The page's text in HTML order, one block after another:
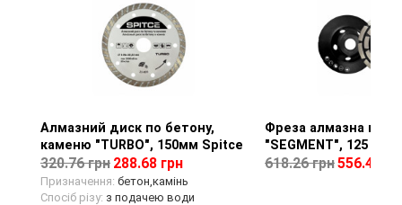
самовідновлюється за рахунок видалення
зношених і вивільнення нових алмазних елементів.
Перегляд товару
Алмазний диск по бетону,
каменю "TURBO", 150мм Spitce
320.76 грн 288.68 грн
Призначення: бетон,камінь
Спосіб різу: з подачею води
Перегляд
Фреза алмазна по
"SEGMENT", 125 мм
618.26 грн556.43